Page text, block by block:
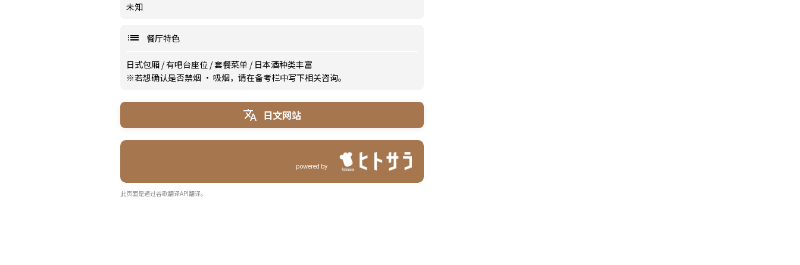
未知
餐厅特色
日式包厢 /有吧台座位 /套餐菜单 / 日本酒种类丰富
※若想确认是否禁烟 · 吸烟，请在备考栏中写下相关咨询。
日文网站
powered by
此页面是通过谷歌翻译API翻译。